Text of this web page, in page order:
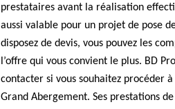
prestataires avant la réalisation
aussi valable pour un projet de pose
disposez de devis, vous pouvez les
l’offre qui vous convient le plus. BD
contacter si vous souhaitez procéder
Grand Abergement. Ses prestations